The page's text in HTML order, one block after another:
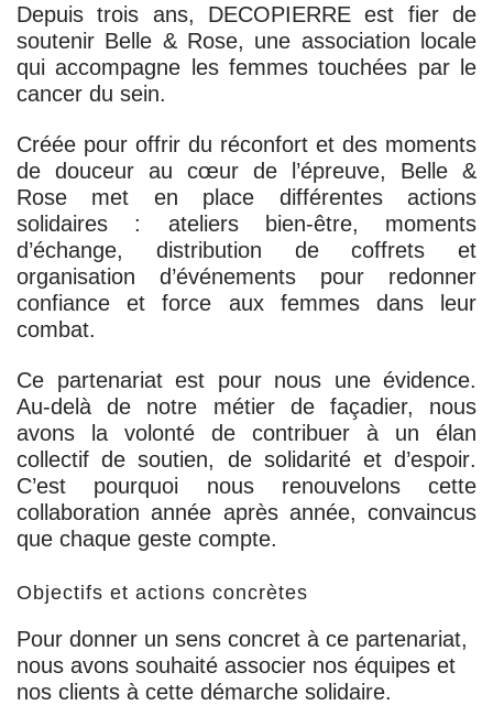
Depuis trois ans, DECOPIERRE est fier de
soutenir Belle & Rose, une association locale
qui accompagne les femmes touchées par le
cancer du sein.
Créée pour offrir du réconfort et des moments
de douceur au cœur de l’épreuve, Belle &
Rose met en place différentes actions
solidaires : ateliers bien-être, moments
d’échange, distribution de coffrets et
organisation d’événements pour redonner
confiance et force aux femmes dans leur
combat.
Ce partenariat est pour nous une évidence.
Au-delà de notre métier de façadier, nous
avons la volonté de contribuer à un élan
collectif desoutien, de solidarité et d’espoir.
C’est pourquoi nous renouvelons cette
collaboration année après année, convaincus
que chaque geste compte.
Objectifs et actions concrètes
Pour donner un sens concret à ce partenariat,
nous avons souhaité associer nos équipes et
nos clients à cette démarche solidaire.